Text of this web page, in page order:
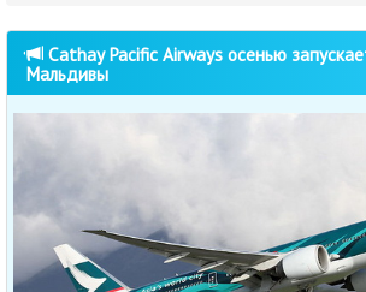
Cathay Pacific Airways осенью
Мальдивы